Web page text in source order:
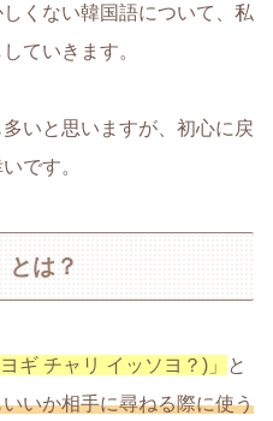
くない韓国語について、私
ていきます。
いと思いますが、初心に戻
です。
とは？
ギ チャリ イッソヨ？)」
と
いか相手に尋ねる際に使う